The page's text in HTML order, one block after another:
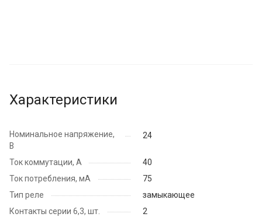
Характеристики
Номинальное напряжение,
В
24
Ток коммутации, А
40
Ток потребления, мА
75
Тип реле
замыкающее
Контакты серии 6,3, шт.
2